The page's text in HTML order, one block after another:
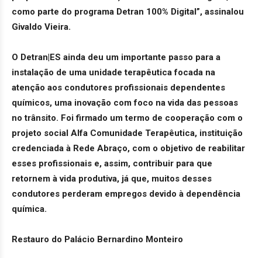
como parte do programa Detran 100% Digital”, assinalou
Givaldo Vieira.
O Detran|ES ainda deu um importante passo para a
instalação de uma unidade terapêutica focada na
atenção aos condutores profissionais dependentes
químicos, uma inovação com foco na vida das pessoas
no trânsito. Foi firmado um termo de cooperação com o
projeto social Alfa Comunidade Terapêutica, instituição
credenciada à Rede Abraço, com o objetivo de reabilitar
esses profissionais e, assim, contribuir para que
retornem à vida produtiva, já que, muitos desses
condutores perderam empregos devido à dependência
química.
Restauro do Palácio Bernardino Monteiro